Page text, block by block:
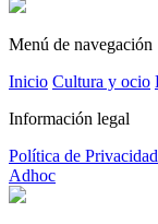
Menú de navegación
Inicio Cultura y ocio
Información legal
Política de Privacidad
Adhoc